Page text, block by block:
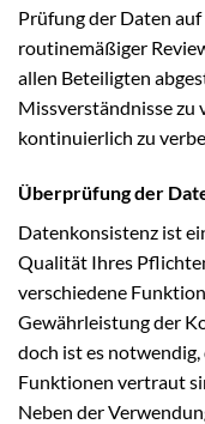
Prüfung der Daten
routinemäßiger
allen Beteiligten
Missverständnisse zu
kontinuierlich zu
Überprüfung der
Datenkonsistenz ist
Qualität Ihres
verschiedene
Gewährleistung der
doch ist es
Funktionen vertraut
Neben der